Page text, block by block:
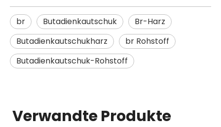
br Butadienkautschuk
Br-Harz
Butadienkautschukharz
br Rohstoff
Butadienkautschuk-Rohstoff
Verwandte Produkte